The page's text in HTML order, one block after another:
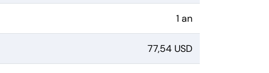
1 an
77,54 USD